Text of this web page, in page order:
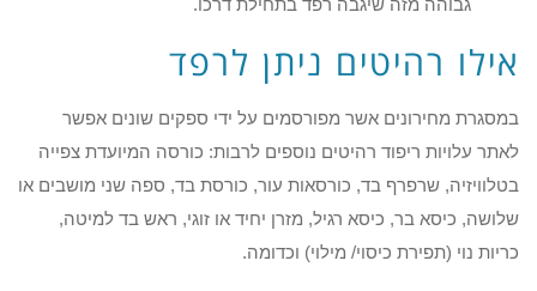
גבוהה מזה שיגבה רפד בתחילת דרכו.
אילו רהיטים ניתן לרפד
במסגרת מחירונים אשר מפורסמים על ידי ספקים שונים אפשר
לאתר עלויות ריפוד רהיטים נוספים לרבות: כורסה המיועדת צפייה
בטלוויזיה, שרפרף בד, כורסאות עור, כורסת בד, ספה שני מושבים או
שלושה, כיסא בר, כיסא רגיל, מזרן יחיד או זוגי, ראש בד למיטה,
כריות נוי (תפירת כיסוי/ מילוי) וכדומה.